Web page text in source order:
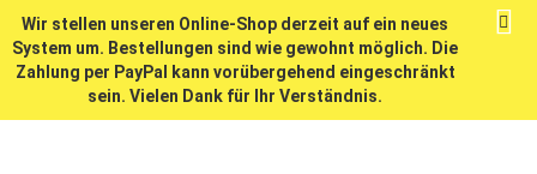
Wir stellen unseren Online-Shop derzeit auf ein neues
System um. Bestellungen sind wie gewohnt möglich. Die
Zahlung per PayPal kann vorübergehend eingeschränkt
sein. Vielen Dank für Ihr Verständnis.